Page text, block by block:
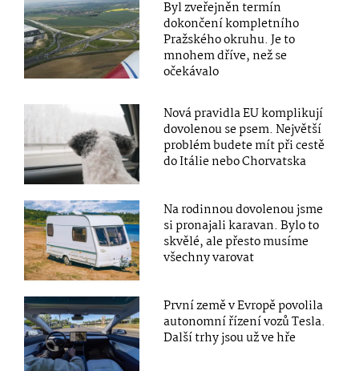
Byl zveřejněn termín
dokončení kompletního
Pražského okruhu. Je to
mnohem dříve, než se
očekávalo
Nová pravidla EU komplikují
dovolenou se psem. Největší
problém budete mít při cestě
do Itálie nebo Chorvatska
Na rodinnou dovolenou jsme
si pronajali karavan. Bylo to
skvělé, ale přesto musíme
všechny varovat
První země v Evropě povolila
autonomní řízení vozů Tesla.
Další trhy jsou už ve hře